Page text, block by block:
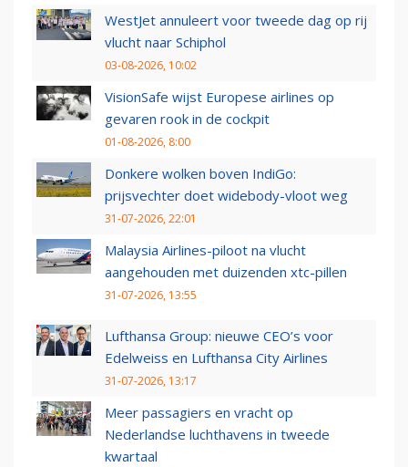
WestJet annuleert voor tweede dag op rij
vlucht naar Schiphol
03-08-2026, 10:02
VisionSafe wijst Europese airlines op
gevaren rook in de cockpit
01-08-2026, 8:00
Donkere wolken boven IndiGo:
prijsvechter doet widebody-vloot weg
31-07-2026, 22:01
Malaysia Airlines-piloot na vlucht
aangehouden met duizenden xtc-pillen
31-07-2026, 13:55
Lufthansa Group: nieuwe CEO’s voor
Edelweiss en Lufthansa City Airlines
31-07-2026, 13:17
Meer passagiers en vracht op
Nederlandse luchthavens in tweede
kwartaal